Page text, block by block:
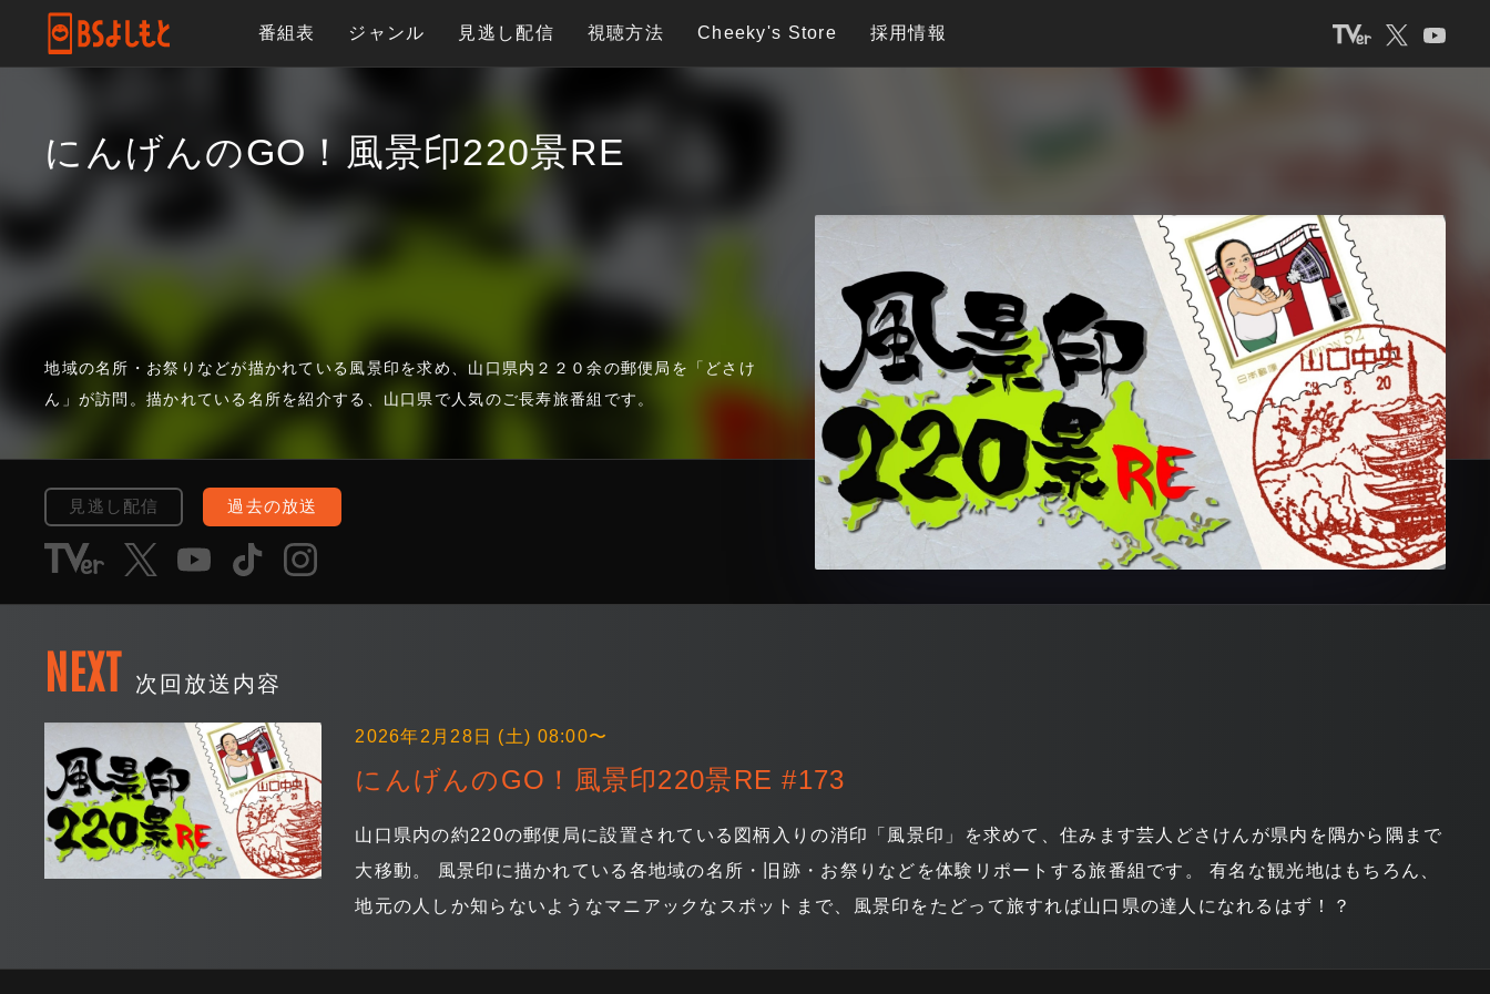
番組表 ジャンル 見逃し配信 視聴方法 Cheeky's Store 採用情報
にんげんのGO！風景印220景RE
地域の名所・お祭りなどが描かれている風景印を求め、山口県内２２０余の郵便局を「どさけ
ん」が訪問。描かれている名所を紹介する、山口県で人気のご長寿旅番組です。
見逃し配信 過去の放送
NEXT 次回放送内容
2026年2月28日 (土) 08:00〜
にんげんのGO！風景印220景RE #173
山口県内の約220の郵便局に設置されている図柄入りの消印「風景印」を求めて、住みます芸人どさけんが県内を隅から隅まで
大移動。 風景印に描かれている各地域の名所・旧跡・お祭りなどを体験リポートする旅番組です。 有名な観光地はもちろん、
地元の人しか知らないようなマニアックなスポットまで、風景印をたどって旅すれば山口県の達人になれるはず！？